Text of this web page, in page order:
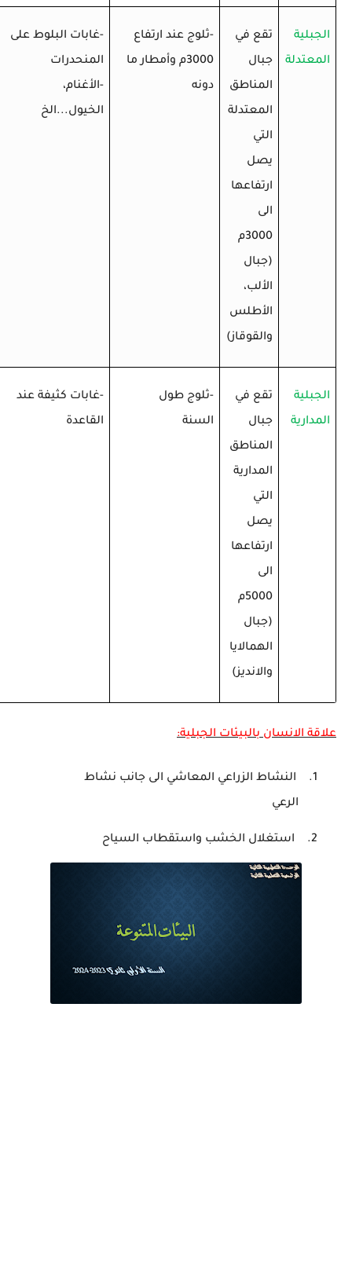
الجبلية
المعتدلة
تقع في
جبال
المناطق
المعتدلة
التي
يصل
ارتفاعها
الى
3000م
(جبال
الألب،
الأطلس
والقوقاز)
-ثلوج عند ارتفاع
3000م وأمطار ما
دونه
-غابات البلوط على
المنحدرات
-الأغنام،
الخيول...الخ
الجبلية
المدارية
تقع في
جبال
المناطق
المدارية
التي
يصل
ارتفاعها
الى
5000م
(جبال
الهمالايا
والانديز)
-ثلوج طول
السنة
-غابات كثيفة عند
القاعدة
علاقة الانسان بالبيئات الجبلية:
1.
النشاط الزراعي المعاشي الى جانب نشاط
الرعي
2. استغلال الخشب واستقطاب السياح